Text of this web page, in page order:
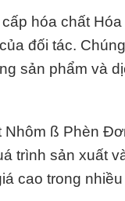
hóa chất
đối tác.
sản phẩm và
ß Phèn
trình sản xuất
cao trong